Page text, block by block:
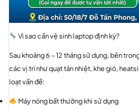
Vì sao cần vệ sinh laptop định kỳ?
Sau khoảng 6 – 12 tháng sử dụng, bên
các vị trí như quạt tản nhiệt, khe gió,
loạt vấn đề:
Máy nóng bất thường khi sử dụng